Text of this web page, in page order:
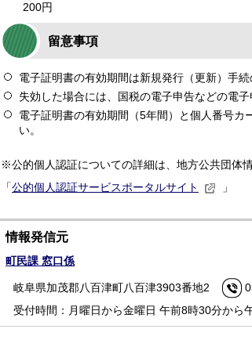
200円
留意事項
電子証明書の有効期間は新規発行（更新）手続
失効した場合には、国税の電子申告などの電
電子証明書の有効期間（5年間）と個人番号カ
い。
※公的個人認証についての詳細は、地方公共団体
「公的個人認証サービスポータルサイト 」
情報発信元
町民課 窓口係
岐阜県加茂郡八百津町八百津3903番地2
受付時間：月曜日から金曜日 午前8時30分から